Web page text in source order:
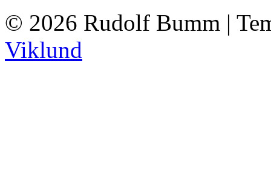
© 2026 Rudolf Bumm |
Viklund